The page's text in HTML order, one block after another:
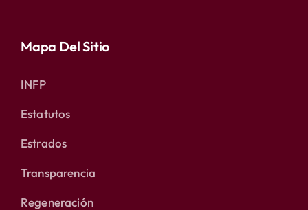
Mapa Del Sitio
INFP
Estatutos
Estrados
Transparencia
Regeneración